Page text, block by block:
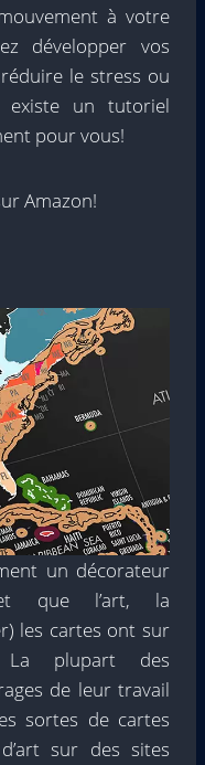
à votre
développer vos
le stress ou
existe un tutoriel
pour vous!
Amazon!
un décorateur
que l’art, la
les cartes ont sur
plupart des
de leur travail
sortes de cartes
sur des sites